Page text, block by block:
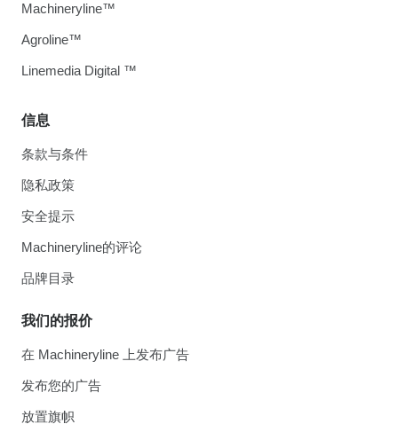
信息
条款与条件
隐私政策
安全提示
Machineryline的评论
品牌目录
我们的报价
在 Machineryline 上发布广告
发布您的广告
放置旗帜
Machineryline™
Agroline™
Linemedia Digital ™